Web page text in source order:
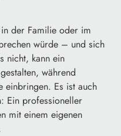
der Familie oder im
würde – und sich
nicht, kann ein
während
einbringen. Es ist auch
Ein professioneller
mit einem eigenen